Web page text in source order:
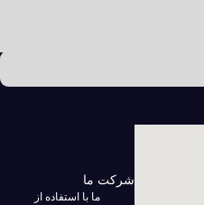
شرکت ما
ما با استفاده از